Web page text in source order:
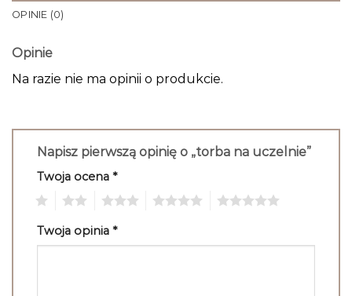
OPINIE (0)
Opinie
Na razie nie ma opinii o produkcie.
Napisz pierwszą opinię o „torba na uczelnie”
Twoja ocena *
Twoja opinia *